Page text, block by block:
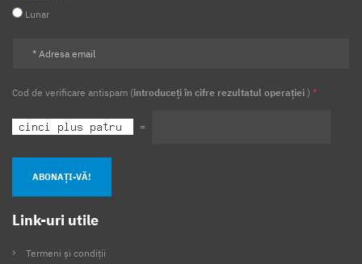
Lunar
Cod de verificare antispam (introduceți în cifre rezultatul operației ) *
=
ABONAȚI-VĂ!
Link-uri utile
Termeni și condiții